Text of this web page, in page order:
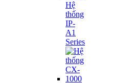
Hệ
thống
IP-
A1
Series